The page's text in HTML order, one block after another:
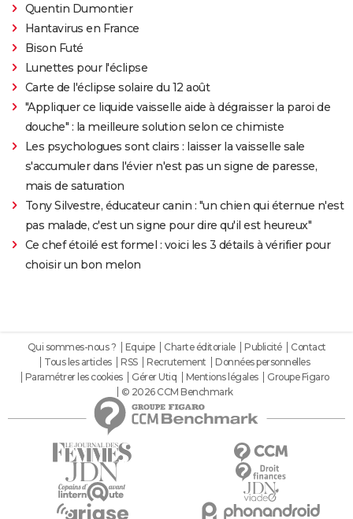
Quentin Dumontier
Hantavirus en France
Bison Futé
Lunettes pour l'éclipse
Carte de l'éclipse solaire du 12 août
"Appliquer ce liquide vaisselle aide à dégraisser la paroi de
douche" : la meilleure solution selon ce chimiste
Les psychologues sont clairs : laisser la vaisselle sale
s'accumuler dans l'évier n'est pas un signe de paresse,
mais de saturation
Tony Silvestre, éducateur canin : "un chien qui éternue n'est
pas malade, c'est un signe pour dire qu'il est heureux"
Ce chef étoilé est formel : voici les 3 détails à vérifier pour
choisir un bon melon
Qui sommes-nous ? Equipe Charte éditoriale Publicité
Contact
Tous les articles
RSS Recrutement
Données personnelles
Paramétrer les cookies
Gérer Utiq Mentions légales
Groupe Figaro
© 2026 CCM Benchmark